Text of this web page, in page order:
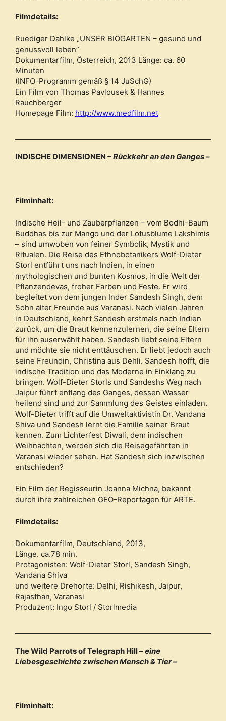
Filmdetails:
Ruediger Dahlke „UNSER BIOGARTEN – gesund und
genussvoll leben”
Dokumentarfilm, Österreich, 2013 Länge: ca. 60
Minuten
(INFO-Programm gemäß § 14 JuSchG)
Ein Film von Thomas Pavlousek & Hannes
Rauchberger
Homepage Film: http://www.medfilm.net
INDISCHE DIMENSIONEN – Rückkehr an den Ganges –
Filminhalt:
Indische Heil- und Zauberpflanzen – vom Bodhi-Baum
Buddhas bis zur Mango und der Lotusblume Lakshimis
– sind umwoben von feiner Symbolik, Mystik und
Ritualen. Die Reise des Ethnobotanikers Wolf-Dieter
Storl entführt uns nach Indien, in einen
mythologischen und bunten Kosmos, in die Welt der
Pflanzendevas, froher Farben und Feste. Er wird
begleitet von dem jungen Inder Sandesh Singh, dem
Sohn alter Freunde aus Varanasi. Nach vielen Jahren
in Deutschland, kehrt Sandesh erstmals nach Indien
zurück, um die Braut kennenzulernen, die seine Eltern
für ihn auserwählt haben. Sandesh liebt seine Eltern
und möchte sie nicht enttäuschen. Er liebt jedoch auch
seine Freundin, Christina aus Dehli. Sandesh hofft, die
indische Tradition und das Moderne in Einklang zu
bringen. Wolf-Dieter Storls und Sandeshs Weg nach
Jaipur führt entlang des Ganges, dessen Wasser
heilend sind und zur Sammlung des Geistes einladen.
Wolf-Dieter trifft auf die Umweltaktivistin Dr. Vandana
Shiva und Sandesh lernt die Familie seiner Braut
kennen. Zum Lichterfest Diwali, dem indischen
Weihnachten, werden sich die Reisegefährten in
Varanasi wieder sehen. Hat Sandesh sich inzwischen
entschieden?
Ein Film der Regisseurin Joanna Michna, bekannt
durch ihre zahlreichen GEO-Reportagen für ARTE.
Filmdetails:
Dokumentarfilm, Deutschland, 2013,
Länge. ca.78 min.
Protagonisten: Wolf-Dieter Storl, Sandesh Singh,
Vandana Shiva
und weitere Drehorte: Delhi, Rishikesh, Jaipur,
Rajasthan, Varanasi
Produzent: Ingo Storl / Storlmedia
The Wild Parrots of Telegraph Hill– eine
Liebesgeschichte zwischen Mensch & Tier –
Filminhalt: